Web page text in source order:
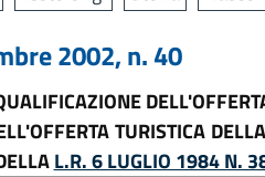
2002, n. 40
TURISTICA
L.R. 6 LUGLIO 1984 N.